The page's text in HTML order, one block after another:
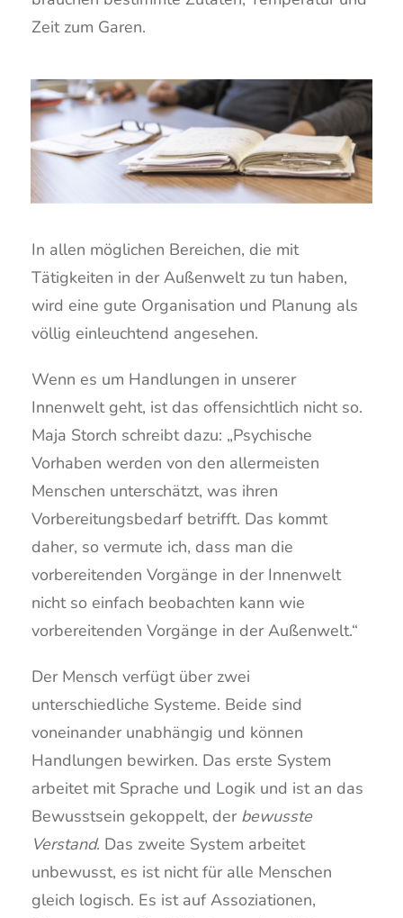
Zeit zum Garen.
In allen möglichen Bereichen, die mit
Tätigkeiten in der Außenwelt zu tun haben,
wird eine gute Organisation und Planung als
völlig einleuchtend angesehen.
Wenn es um Handlungen in unserer
Innenwelt geht, ist das offensichtlich nicht so.
Maja Storch schreibt dazu: „Psychische
Vorhaben werden von den allermeisten
Menschen unterschätzt, was ihren
Vorbereitungsbedarf betrifft. Das kommt
daher, so vermute ich, dass man die
vorbereitenden Vorgänge in der Innenwelt
nicht so einfach beobachten kann wie
vorbereitenden Vorgänge in der Außenwelt.“
Der Mensch verfügt über zwei
unterschiedliche Systeme. Beide sind
voneinander unabhängig und können
Handlungen bewirken. Das erste System
arbeitet mit Sprache und Logik und ist an das
Bewusstsein gekoppelt, der bewusste
Verstand. Das zweite System arbeitet
unbewusst, es ist nicht für alle Menschen
gleich logisch. Es ist auf Assoziationen,